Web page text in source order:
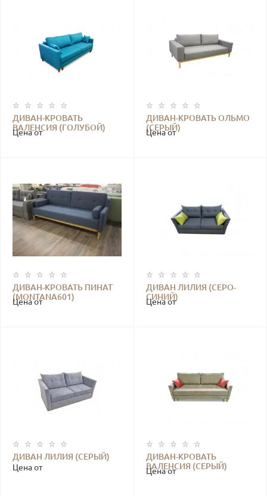
ДИВАН-КРОВАТЬ
ВАЛЕНСИЯ (ГОЛУБОЙ)
Цена от
ДИВАН-КРОВАТЬ ОЛЬМО
(СЕРЫЙ)
Цена от
ДИВАН-КРОВАТЬ ПИНАТ
(MONTANA601)
Цена от
ДИВАН ЛИЛИЯ (СЕРО-
СИНИЙ)
Цена от
ДИВАН ЛИЛИЯ (СЕРЫЙ)
Цена от
ДИВАН-КРОВАТЬ
ВАЛЕНСИЯ (СЕРЫЙ)
Цена от